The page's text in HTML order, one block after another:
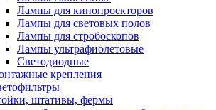
Лампы для кинопроекторов
Лампы для световых полов
Лампы для стробоскопов
Лампы ультрафиолетовые
Светодиодные
крепления
штативы, фермы